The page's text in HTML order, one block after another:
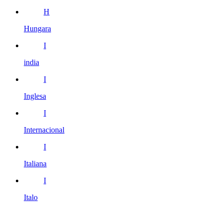
H
Hungara
I
india
I
Inglesa
I
Internacional
I
Italiana
I
Italo